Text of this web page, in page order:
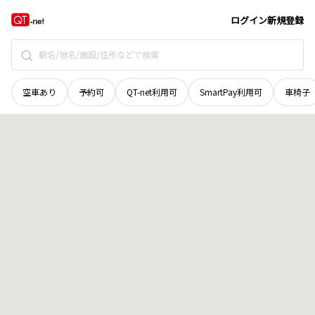
ログイン新規登録
空車あり 予約可 QT-net利用可 SmartPay利用可 車椅子
福井県